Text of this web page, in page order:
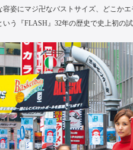
姿にマジ卍なバストサイズ、どこか
う『FLASH』32年の歴史で史上初の